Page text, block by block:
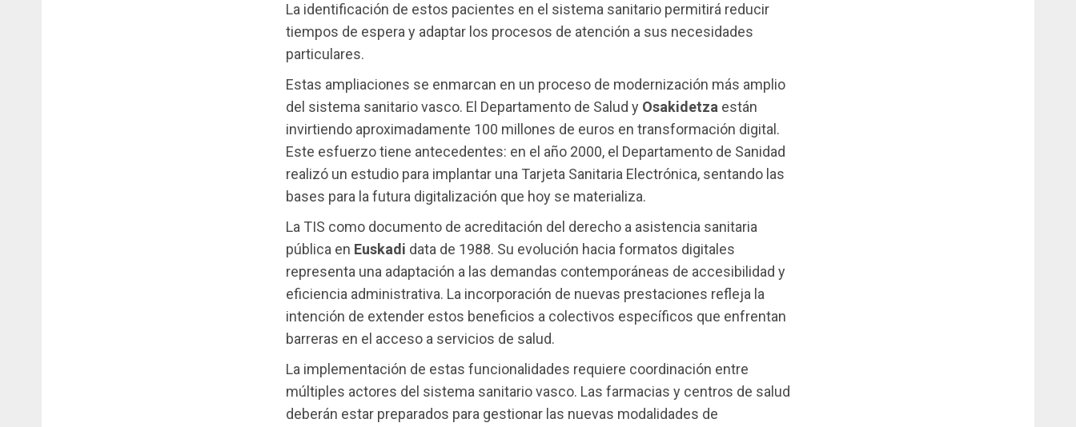
La identificación de estos pacientes en el sistema sanitario permitirá reducir
tiempos de espera y adaptar los procesos de atención a sus necesidades
particulares.
Estas ampliaciones se enmarcan en un proceso de modernización más amplio
del sistema sanitario vasco. El Departamento de Salud y Osakidetza están
invirtiendo aproximadamente 100 millones de euros en transformación digital.
Este esfuerzo tiene antecedentes: en el año 2000, el Departamento de Sanidad
realizó un estudio para implantar una Tarjeta Sanitaria Electrónica, sentando las
bases para la futura digitalización que hoy se materializa.
La TIS como documento de acreditación del derecho a asistencia sanitaria
pública en Euskadi data de 1988. Su evolución hacia formatos digitales
representa una adaptación a las demandas contemporáneas de accesibilidad y
eficiencia administrativa. La incorporación de nuevas prestaciones refleja la
intención de extender estos beneficios a colectivos específicos que enfrentan
barreras en el acceso a servicios de salud.
La implementación de estas funcionalidades requiere coordinación entre
múltiples actores del sistema sanitario vasco. Las farmacias y centros de salud
deberán estar preparados para gestionar las nuevas modalidades de